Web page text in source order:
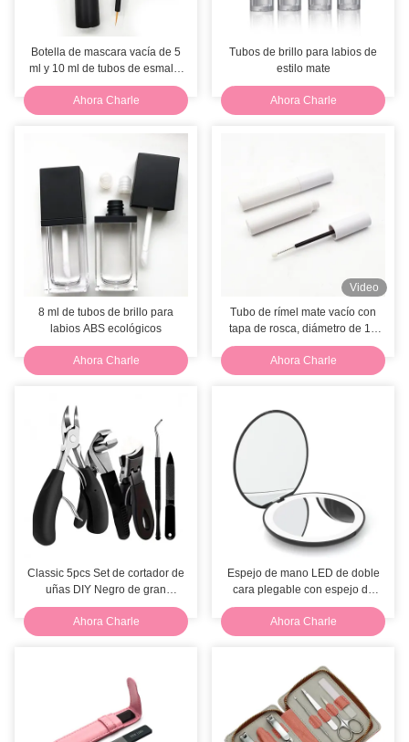
Botella de mascara vacía de 5
ml y 10 ml de tubos de esmalte
de ojos negros
Ahora Charle
Tubos de brillo para labios de
estilo mate
Ahora Charle
8 ml de tubos de brillo para
labios ABS ecológicos
Ahora Charle
Video
Tubo de rímel mate vacío con
tapa de rosca, diámetro de 16
mm, botella de rímel blanca
Ahora Charle
Classic 5pcs Set de cortador de
uñas DIY Negro de gran
apertura conjunto de manicura y
pedicura
Ahora Charle
Espejo de mano LED de doble
cara plegable con espejo de
maquillaje de viaje LED USB
Ahora Charle